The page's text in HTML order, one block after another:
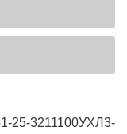
25-3211100УХЛ3-